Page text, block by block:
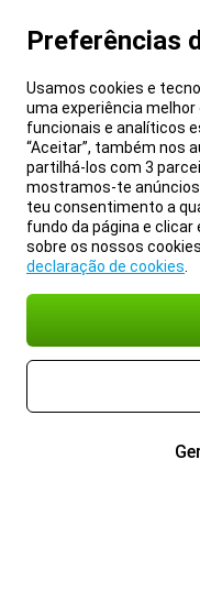
Preferências
Usamos cookies e
uma experiência
funcionais e analíticos
“Aceitar”, também nos
partilhá-los com 3
mostramos-te
teu consentimento a
fundo da página e clicar
sobre os nossos
declaração de cookies